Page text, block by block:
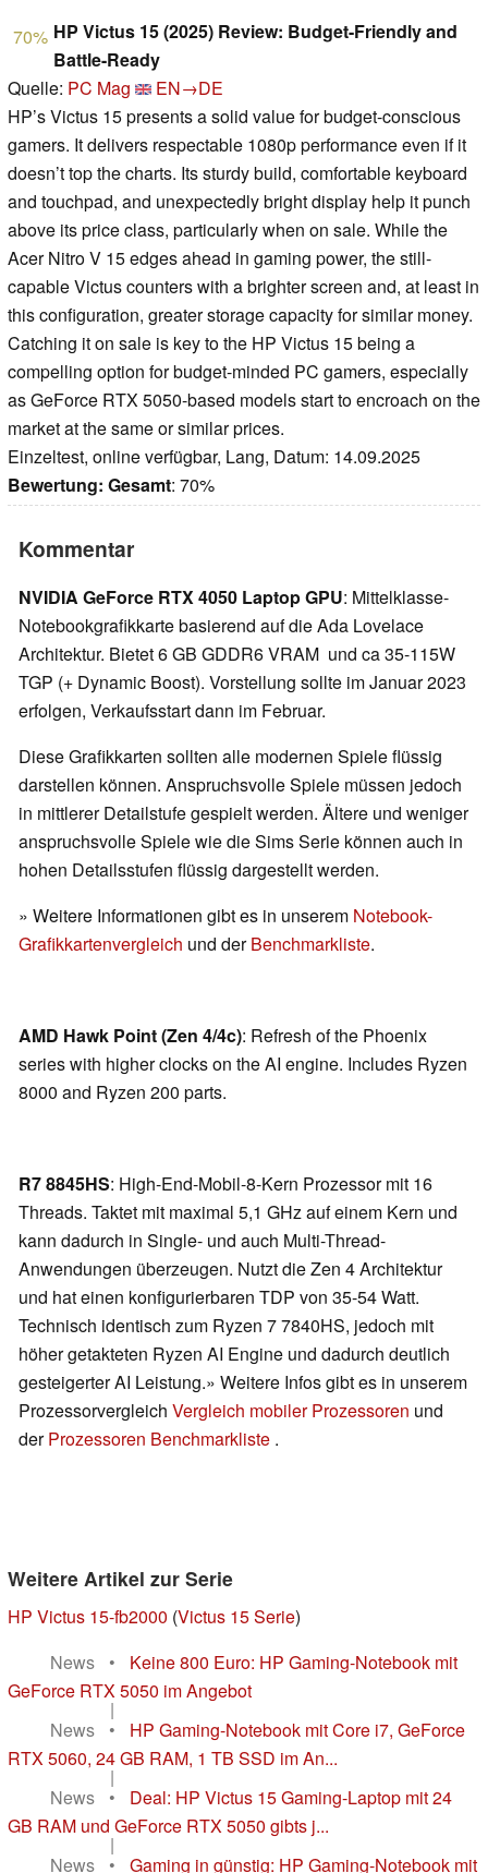
70% HP Victus 15 (2025) Review: Budget-Friendly and
Battle-Ready
Quelle: PC Mag
EN→DE
HP’s Victus 15 presents a solid value for budget-conscious
gamers. It delivers respectable 1080p performance even if it
doesn’t top the charts. Its sturdy build, comfortable keyboard
and touchpad, and unexpectedly bright display help it punch
above its price class, particularly when on sale. While the
Acer Nitro V 15 edges ahead in gaming power, the still-
capable Victus counters with a brighter screen and, at least in
this configuration, greater storage capacity for similar money.
Catching it on sale is key to the HP Victus 15 being a
compelling option for budget-minded PC gamers, especially
as GeForce RTX 5050-based models start to encroach on the
market at the same or similar prices.
Einzeltest, online verfügbar, Lang, Datum: 14.09.2025
Bewertung: Gesamt: 70%
Kommentar
NVIDIA GeForce RTX 4050 Laptop GPU: Mittelklasse-
Notebookgrafikkarte basierend auf die Ada Lovelace
Architektur. Bietet 6 GB GDDR6 VRAM und ca 35-115W
TGP (+ Dynamic Boost). Vorstellung sollte im Januar 2023
erfolgen, Verkaufsstart dann im Februar.
Diese Grafikkarten sollten alle modernen Spiele flüssig
darstellen können. Anspruchsvolle Spiele müssen jedoch
in mittlerer Detailstufe gespielt werden. Ältere und weniger
anspruchsvolle Spiele wie die Sims Serie können auch in
hohen Detailsstufen flüssig dargestellt werden.
» Weitere Informationen gibt es in unserem Notebook-
Grafikkartenvergleich und derBenchmarkliste.
AMD Hawk Point (Zen 4/4c): Refresh of the Phoenix
series with higher clocks on the AI engine. Includes Ryzen
8000 and Ryzen 200 parts.
R7 8845HS: High-End-Mobil-8-Kern Prozessor mit 16
Threads. Taktet mit maximal 5,1 GHz auf einem Kern und
kann dadurch in Single- und auch Multi-Thread-
Anwendungen überzeugen. Nutzt die Zen 4 Architektur
und hat einen konfigurierbaren TDP von 35-54 Watt.
Technisch identisch zum Ryzen 7 7840HS, jedoch mit
höher getakteten Ryzen AI Engine und dadurch deutlich
gesteigerter AI Leistung.» Weitere Infos gibt es in unserem
Prozessorvergleich Vergleich mobiler Prozessoren und
derProzessoren Benchmarkliste .
Weitere Artikel zur Serie
HP Victus 15-fb2000 (Victus 15 Serie)
News
•
Keine 800 Euro: HP Gaming-Notebook mit
GeForce RTX 5050 im Angebot
|
News
•
HP Gaming-Notebook mit Core i7, GeForce
RTX 5060, 24 GB RAM, 1 TB SSD im An...
|
News
•
Deal: HP Victus 15 Gaming-Laptop mit 24
GB RAM und GeForce RTX 5050 gibts j...
|
News
• Gaming in günstig: HP Gaming-Notebook mit